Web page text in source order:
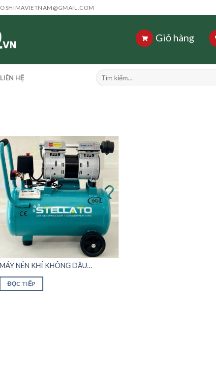
OSHIMAVIETNAM@GMAIL.COM
Giỏ hàng
LIÊN HỆ
Tìm
kiếm:
MÁY NÉN KHÍ KHÔNG DẦU
ĐỌC TIẾP